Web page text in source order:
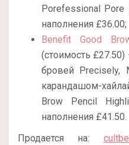
Porefessional Pore
наполнения £36.00;
Benefit Good
(стоимость £27.50)
бровей Precisely,
карандашом-
Brow Pencil
наполнения £41.50.
Продается на: